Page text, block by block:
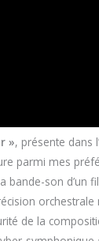
», présente dans
parmi mes
bande-son d’un
de la